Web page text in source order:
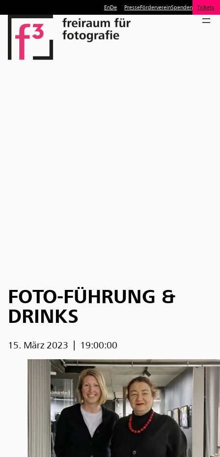
EnDe PresseFördervereinSpenden Tickets
FOTO-FÜHRUNG &
DRINKS
15. März 2023 19:00:00